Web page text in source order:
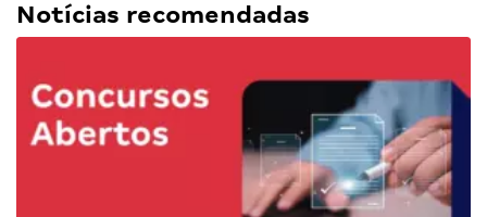
Notícias recomendadas